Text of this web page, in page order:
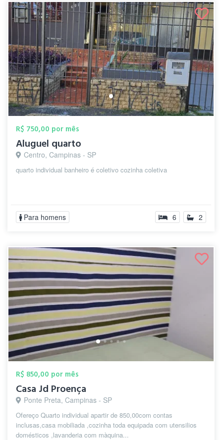
R$ 750,00 por mês
Aluguel quarto
Centro, Campinas - SP
quarto individual banheiro é coletivo cozinha coletiva
Para homens 6 2
R$ 850,00 por mês
Casa Jd Proença
Ponte Preta, Campinas - SP
Ofereço Quarto individual apartir de 850,00com contas
inclusas,casa mobiliada ,cozinha toda equipada com utensilios
domésticos ,lavanderia com màquina...